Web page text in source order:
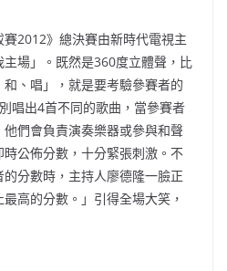
賽2012》總決賽由新時代電視主
場」。既然是360度立體聲，比
和、唱」，就是要考驗參賽者的
唱出4首不同的歌曲，當參賽者
他們會負責演奏樂器或參與和聲
公佈分數， 十分緊張刺激。不
分數時， 主持人廖德隆一臉正
高的分數。」引得全場大笑，